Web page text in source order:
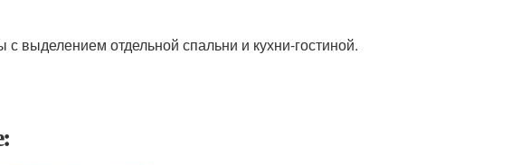
выделением отдельной спальни и кухни-гостиной.